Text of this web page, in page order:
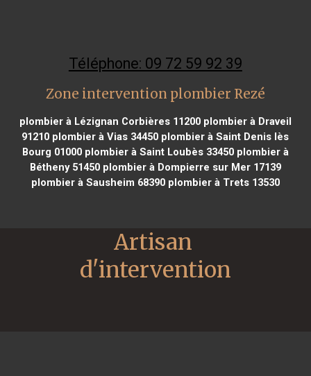
Téléphone: 09 72 59 92 39
Zone intervention plombier Rezé
plombier à Lézignan Corbières 11200plombier à Draveil
91210 plombier à Vias 34450 plombier à Saint Denis lès
Bourg 01000plombier à Saint Loubès 33450plombier à
Bétheny 51450plombier à Dompierre sur Mer 17139
plombier à Sausheim 68390plombier à Trets 13530
Artisan
d'intervention